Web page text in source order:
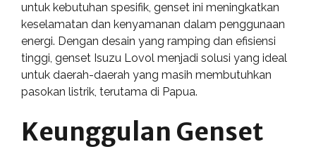
untuk kebutuhan spesifik, genset ini meningkatkan
keselamatan dan kenyamanan dalam penggunaan
energi. Dengan desain yang ramping dan efisiensi
tinggi, genset Isuzu Lovol menjadi solusi yang ideal
untuk daerah-daerah yang masih membutuhkan
pasokan listrik, terutama di Papua.
Keunggulan Genset